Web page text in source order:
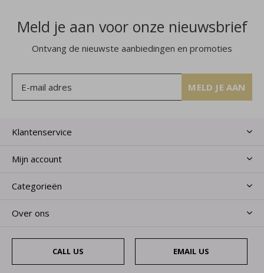
Meld je aan voor onze nieuwsbrief
Ontvang de nieuwste aanbiedingen en promoties
MELD JE AAN
Klantenservice
Mijn account
Categorieën
Over ons
CALL US EMAIL US